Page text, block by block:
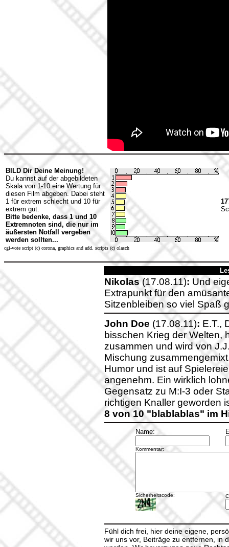
BILD Dir Deine Meinung!
Du kannst auf der abgebildeten
Skala von 1-10 eine Wertung für
diesen Film abgeben. Dabei steht
1 für extrem schlecht und 10 für
extrem gut.
Bitte bedenke, dass 1 und 10
Extremnoten sind, die nur im
äußersten Notfall vergeben
werden sollten...
cgi-vote script (c) corona, graphics and add. scripts (c) olasch
Nikolas(17.08.11): Und
Extrapunkt für den
Sitzenbleiben so viel Spaß
John Doe (17.08.11): E.T.,
bisschen Krieg der Welten,
zusammen und wird von
Mischung
Humor und ist auf
angenehm. Ein wirklich
Gegensatz zu M:I-3 oder
richtigen Knaller geworden
8 von 10 "blablablas" im
Name:
Kommentar:
Sicherheitscode:
Fühl dich frei, hier deine eigene,
wir uns vor, Beiträge zu entfernen, in